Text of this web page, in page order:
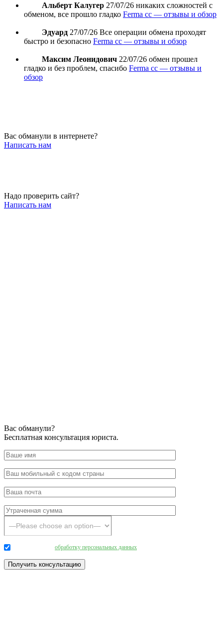
Альберт Калугер 27/07/26 никаких сложностей с
обменом, все прошло гладко Ferma cc — отзывы и обзор
Эдуард 27/07/26 Все операции обмена проходят
быстро и безопасно Ferma cc — отзывы и обзор
Максим Леонидович 22/07/26 обмен прошел
гладко и без проблем, спасибо Ferma cc — отзывы и
обзор
Вас обманули в интернете?
Написать нам
Надо проверить сайт?
Написать нам
Вас обманули?
Бесплатная консультация юриста.
обработку персональных данных